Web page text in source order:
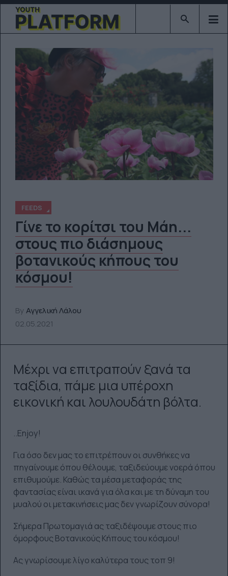
Type 2 or
FEEDS
Γίνε το κορίτσι του Μάη...
στους πιο διάσημους
βοτανικούς κήπους του
κόσμου!
By Αγγελική Λάλου
02.05.2021
Μέχρι να επιτραπούν ξανά τα
ταξίδια, πάμε μια υπέροχη
εικονική και λουλουδάτη βόλτα.
..Enjoy!
Για όσο δεν μας το επιτρέπουν οι συνθήκες να
πηγαίνουμε όπου θέλουμε, ταξιδεύουμε νοερά όπου
επιθυμούμε. Καθώς τα μέσα μεταφοράς της
φαντασίας είναι ικανά για όλα και με τη δύναμη του
μυαλού οι μετακινήσεις μας δεν γνωρίζουν σύνορα!
Σήμερα Πρωτομαγιά ας ταξιδέψουμε στους πιο
όμορφους Βοτανικούς Κήπους του κόσμου!
Ας γνωρίσουμε λίγο καλύτερα τους τοπ 9!